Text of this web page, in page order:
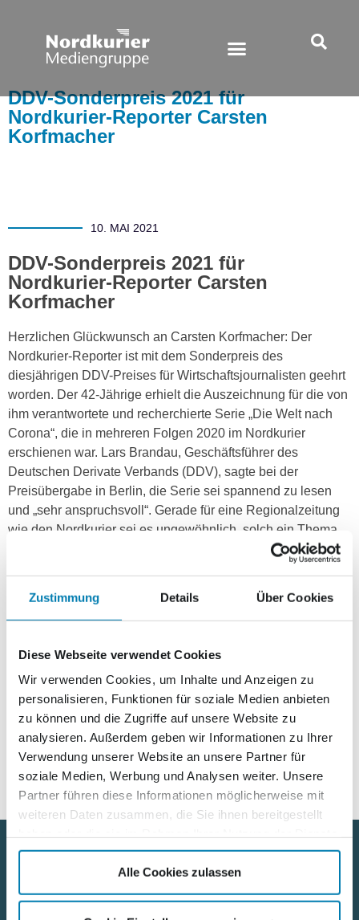
Zustimmung Details Über Cookies
Diese Webseite verwendet Cookies
Wir verwenden Cookies, um Inhalte und Anzeigen zu
personalisieren, Funktionen für soziale Medien anbieten
zu können und die Zugriffe auf unsere Website zu
analysieren. Außerdem geben wir Informationen zu Ihrer
Verwendung unserer Website an unsere Partner für
soziale Medien, Werbung und Analysen weiter. Unsere
Partner führen diese Informationen möglicherweise mit
weiteren Daten zusammen, die Sie ihnen bereitgestellt
gesammelt haben.
Alle Cookies zulassen
DDV-Sonderpreis 2021 für
Nordkurier-Reporter Carsten
Korfmacher
10. MAI 2021
DDV-Sonderpreis 2021 für
Nordkurier-Reporter Carsten
Korfmacher
Herzlichen Glückwunsch an Carsten Korfmacher: Der
Nordkurier-Reporter ist mit dem Sonderpreis des
diesjährigen DDV-Preises für Wirtschaftsjournalisten geehrt
worden. Der 42-Jährige erhielt die Auszeichnung für die von
ihm verantwortete und recherchierte Serie „Die Welt nach
Corona“, die in mehreren Folgen 2020 im Nordkurier
erschienen war. Lars Brandau, Geschäftsführer des
Deutschen Derivate Verbands (DDV), sagte bei der
Preisübergabe in Berlin, die Serie sei spannend zu lesen
und „sehr anspruchsvoll“. Gerade für eine Regionalzeitung
wie den Nordkurier sei es ungewöhnlich, solch ein Thema
komplex und in dieser Ausführlichkeit darzustellen.
Der schon mehrfach mit Journalistenpreisen geehrte
Korfmacher hat schon etliche Serien für den Nordkurier
geschrieben, unter anderem über Afghanistan und aktuell
Serie bildete die Basis für sein Anfang des Jahres im
Nordkurier-Buchverlag erschienenes Buch „Die Corona
Akten“, dashier erhältlich ist. Mehr Infos gibt es im
Interview.